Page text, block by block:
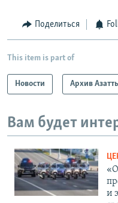
Поделиться
This item is part of
Новости Архив
Вам будет
и